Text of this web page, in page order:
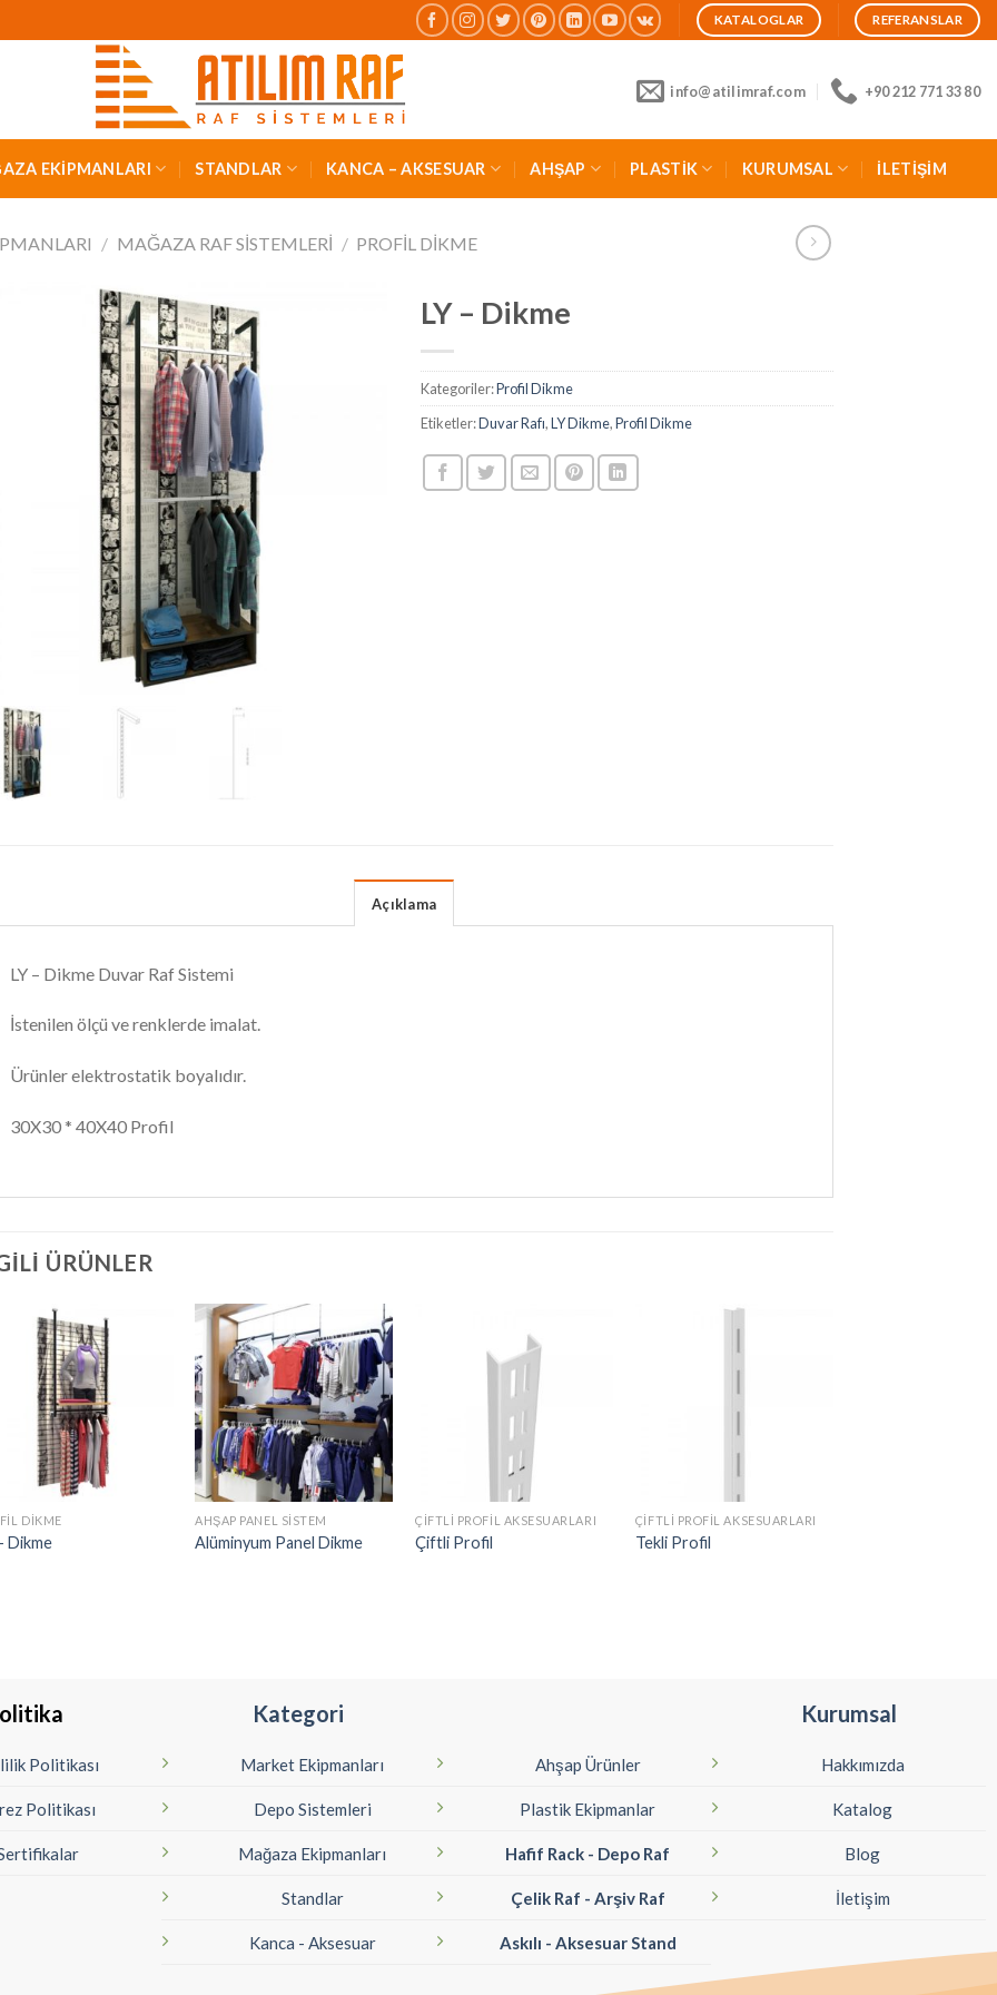
KATALOGLAR REFERANSLAR
info@atilimraf.com +90 212 771 33 80
EKİPMANLARI STANDLAR KANCA – AKSESUAR AHŞAP PLASTİK KURUMSAL İLETİŞİM
/ MAĞAZA RAF SISTEMLERI / PROFIL DIKME
LY – Dikme
Kategoriler:Profil Dikme
Etiketler:Duvar Rafı,LY Dikme,Profil Dikme
Açıklama
LY – Dikme Duvar Raf Sistemi
İstenilen ölçü ve renklerde imalat.
Ürünler elektrostatik boyalıdır.
30X30 * 40X40 Profil
ÜRÜNLER
DIKME
Dikme
AHŞAP PANEL SISTEM
Alüminyum Panel Dikme
ÇIFTLI PROFIL AKSESUARLARI
Çiftli Profil
ÇIFTLI PROFIL AKSESUARLARI
Tekli Profil
Politikası
Politikası
Kategori
Market Ekipmanları
Depo Sistemleri
Mağaza Ekipmanları
Standlar
Kanca - Aksesuar
Ahşap Ürünler
Plastik Ekipmanlar
Hafif Rack - Depo Raf
Çelik Raf - Arşiv Raf
Askılı - Aksesuar Stand
Kurumsal
Hakkımızda
Katalog
Blog
İletişim